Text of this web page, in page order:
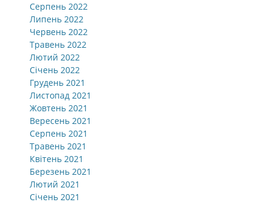
Серпень 2022
Липень 2022
Червень 2022
Травень 2022
Лютий 2022
Січень 2022
Грудень 2021
Листопад 2021
Жовтень 2021
Вересень 2021
Серпень 2021
Травень 2021
Квітень 2021
Березень 2021
Лютий 2021
Січень 2021